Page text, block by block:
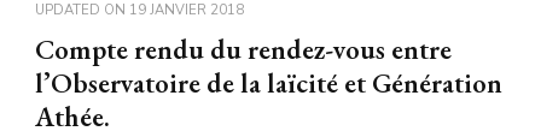
UPDATED ON 19 JANVIER 2018
Compte rendu du rendez-vous entre
l’Observatoire de la laïcité et Génération
Athée.